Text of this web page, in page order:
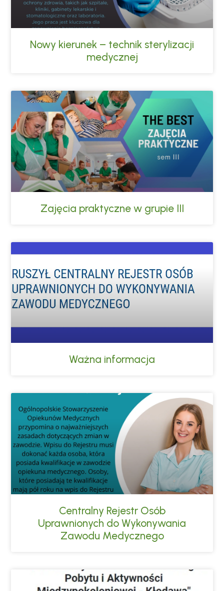
Nowy kierunek – technik sterylizacji
medycznej
Zajęcia praktyczne w grupie III
Ważna informacja
Centralny Rejestr Osób
Uprawnionych do Wykonywania
Zawodu Medycznego